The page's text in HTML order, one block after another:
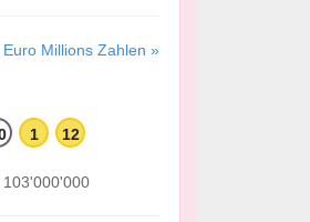
Euro Millions Zahlen »
1 12
103'000'000